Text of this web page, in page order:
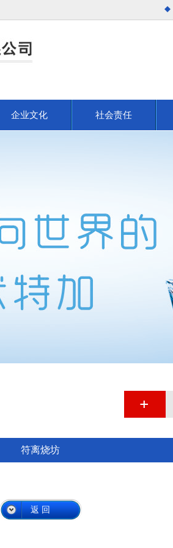
企业文化 社会责任
符离烧坊
返 回